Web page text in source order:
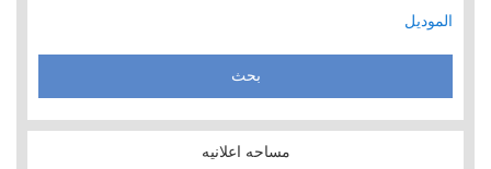
الموديل
مساحه اعلانيه